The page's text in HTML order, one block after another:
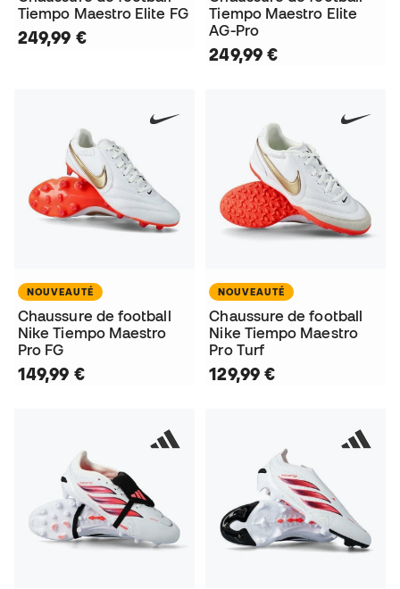
Tiempo Maestro Elite FG
249,99 €
Tiempo Maestro Elite
AG-Pro
249,99 €
NOUVEAUTÉ
Chaussure de football
Nike Tiempo Maestro
Pro FG
149,99 €
NOUVEAUTÉ
Chaussure de football
Nike Tiempo Maestro
Pro Turf
129,99 €